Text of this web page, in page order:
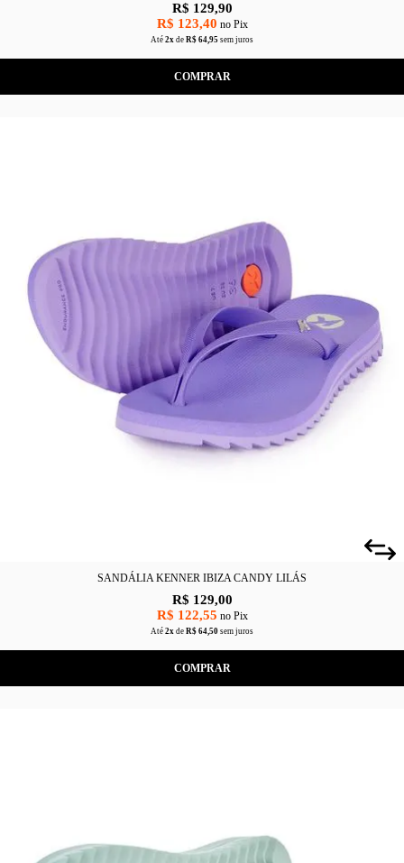
R$ 129,90
R$ 123,40 no Pix
Até 2x de R$ 64,95 sem juros
COMPRAR
SANDÁLIA KENNER IBIZA CANDY LILÁS
R$ 129,00
R$ 122,55 no Pix
Até 2x de R$ 64,50 sem juros
COMPRAR